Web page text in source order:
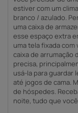
estiver com um
branco / azulado.
uma caixa de
esse espaço extra
uma tela fixada com
caixa de arrumação
precisa,
usá-la para guardar
até jogos de cama.
de hóspedes.
noite, tudo que